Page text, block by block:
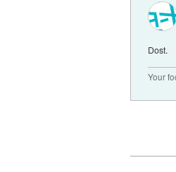
Dost.
Your